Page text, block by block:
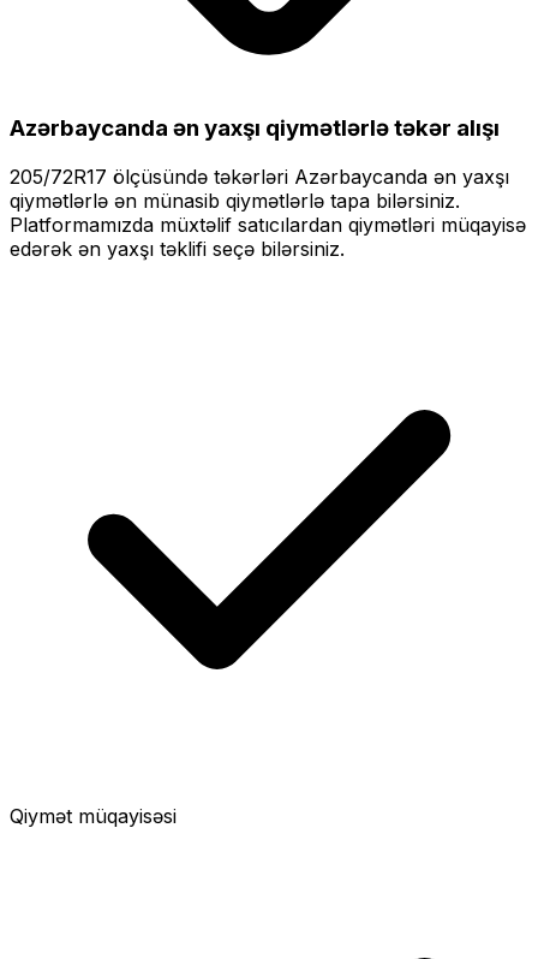
Azərbaycanda ən yaxşı qiymətlərlətəkər alışı
205/72R17 ölçüsündə təkərləri Azərbaycanda ən yaxşı
qiymətlərlə ən münasib qiymətlərlə tapa bilərsiniz.
Platformamızda müxtəlif satıcılardan qiymətləri müqayisə
edərək ən yaxşı təklifi seçə bilərsiniz.
Qiymət müqayisəsi